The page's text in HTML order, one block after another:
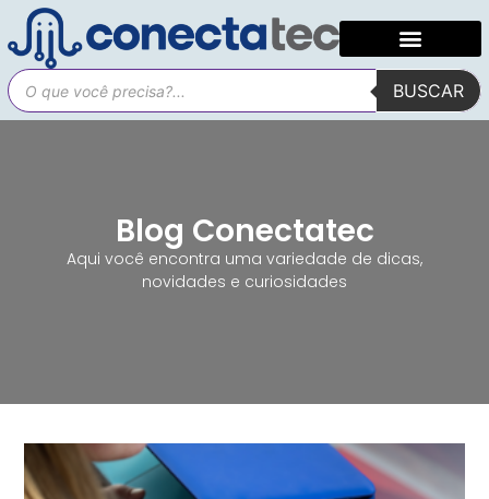
BUSCAR
Blog Conectatec
Aqui você encontra uma variedade de dicas,
novidades e curiosidades